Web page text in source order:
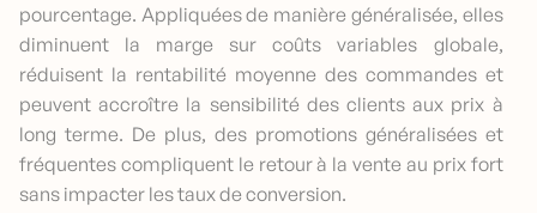
pourcentage. Appliquées de manière généralisée, elles
diminuent la marge sur coûts variables globale,
réduisent la rentabilité moyenne des commandes et
peuvent accroître la sensibilité des clients aux prix à
long terme. De plus, des promotions généralisées et
fréquentes compliquent le retour à la vente au prix fort
sans impacter les taux de conversion.